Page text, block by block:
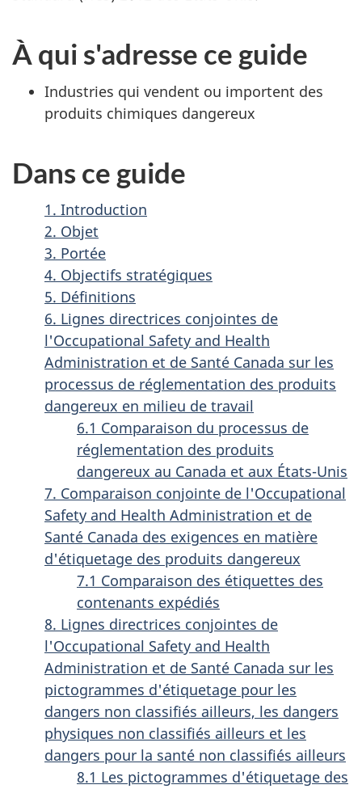
À qui s'adresse ce guide
Industries qui vendent ou importent des
produits chimiques dangereux
Dans ce guide
1. Introduction
2. Objet
3. Portée
4. Objectifs stratégiques
5. Définitions
6. Lignes directrices conjointes de
l'Occupational Safety and Health
Administration et de Santé Canada sur les
processus de réglementation des produits
dangereux en milieu de travail
6.1 Comparaison du processus de
réglementation des produits
dangereux au Canada et aux États-Unis
7. Comparaison conjointe de l'Occupational
Safety and Health Administration et de
Santé Canada des exigences en matière
d'étiquetage des produits dangereux
7.1 Comparaison des étiquettes des
contenants expédiés
8. Lignes directrices conjointes de
l'Occupational Safety and Health
Administration et de Santé Canada sur les
pictogrammes d'étiquetage pour les
dangers non classifiés ailleurs, les dangers
physiques non classifiés ailleurs et les
dangers pour la santé non classifiés ailleurs
8.1 Les pictogrammes d'étiquetage des